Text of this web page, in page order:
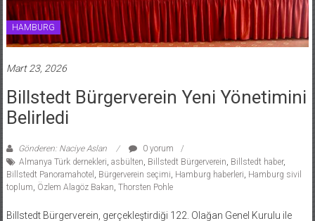
HAMBURG
Mart 23, 2026
Billstedt Bürgerverein Yeni Yönetimini
Belirledi
Gönderen: Naciye Aslan
0 yorum
Almanya Türk dernekleri asbülten Billstedt Bürgerverein Billstedt haber,
Billstedt Panoramahotel
Bürgerverein seçimi Hamburg haberleri Hamburg sivil
toplum Özlem Alagöz Bakan Thorsten Pohle
Billstedt Bürgerverein, gerçekleştirdiği 122. Olağan Genel Kurulu ile